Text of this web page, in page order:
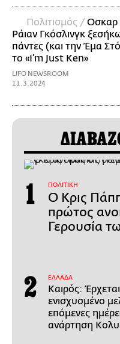
Πολιτισμός /Οσκαρ
Ράιαν Γκόσλινγκ
πάντες (και την Έμα
το «I’m Just Ken»
LIFO NEWSROOM
11.3.2024
ΠΟΛΙΤΙΚΗ
Ο Κρις
πρώτος
Γερουσία
ΕΛΛΑΔΑ
Καιρός:
ενισχυσμένο
επόμενες
ανάρτηση